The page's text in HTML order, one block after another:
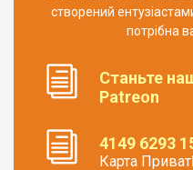
створений
потрібна
Станьте
Patreon
4149 6293
Карта